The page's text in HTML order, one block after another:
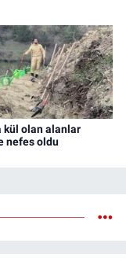
kül olan alanlar
nefes oldu